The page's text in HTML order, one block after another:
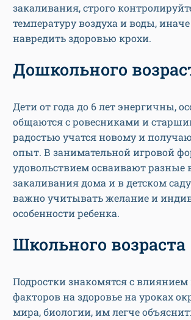
закаливания, строго
температуру воздуха и воды,
навредить здоровью крохи.
Дошкольного
Дети от года до 6 лет энергичны,
общаются с ровесниками и
радостью учатся новому и
опыт. В занимательной игровой
удовольствием осваивают разные
закаливания дома и в детском
важно учитывать желание и
особенности ребенка.
Школьного возраста
Подростки знакомятся с
факторов на здоровье на уроках
мира, биологии, им легче